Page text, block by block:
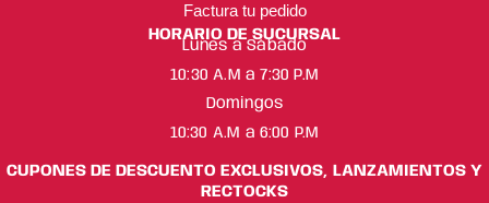
Factura tu pedido
HORARIO DE SUCURSAL
Lunes a Sábado
10:30 A.M a 7:30 P.M
Domingos
10:30 A.M a 6:00 P.M
CUPONES DE DESCUENTO EXCLUSIVOS, LANZAMIENTOS Y
RECTOCKS